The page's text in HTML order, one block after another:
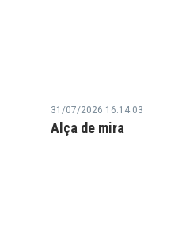
31/07/2026 16:14:03
Alça de mira